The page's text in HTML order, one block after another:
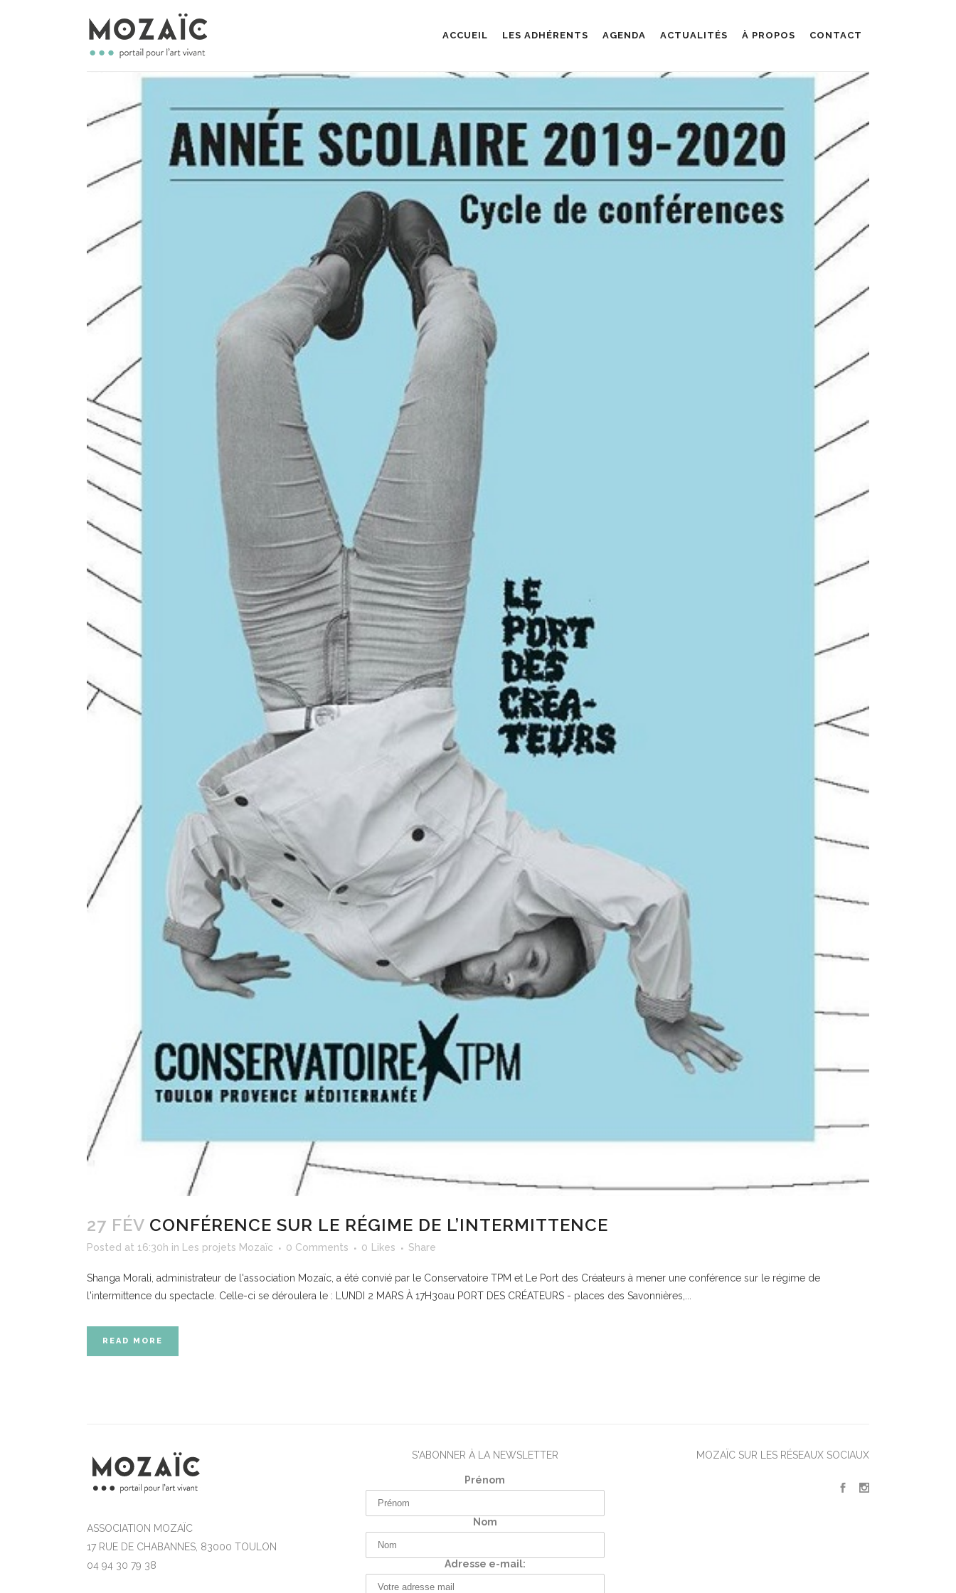
ACCUEIL LES ADHÉRENTS AGENDA ACTUALITÉS À PROPOS CONTACT
27 FÉV CONFÉRENCE SUR LE RÉGIME DE L’INTERMITTENCE
Posted at 16:30h in Les projets Mozaïc 0 Comments 0 Likes Share
Shanga Morali, administrateur de l'association Mozaïc, a été convié par le Conservatoire TPM et Le Port des Créateurs à mener une conférence sur le régime de
l'intermittence du spectacle. Celle-ci se déroulera le : LUNDI 2 MARS À 17H30au PORT DES CRÉATEURS - places des Savonnières,...
READ MORE
ASSOCIATION MOZAÏC
17 RUE DE CHABANNES, 83000 TOULON
04 94 30 79 38
S'ABONNER À LA NEWSLETTER
Prénom
Nom
Adresse e-mail:
MOZAÏC SUR LES RÉSEAUX SOCIAUX